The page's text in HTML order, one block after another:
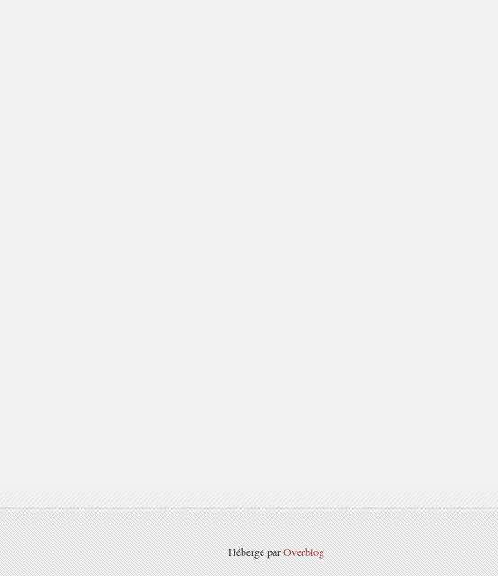
Hébergé parOverblog